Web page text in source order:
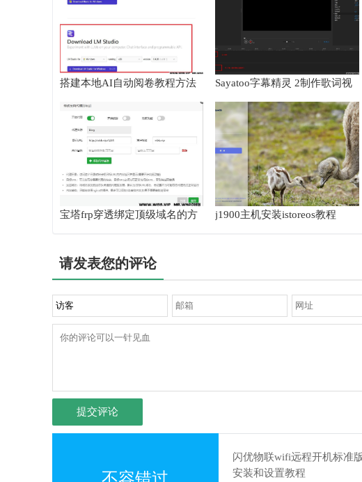
搭建本地AI自动阅卷教程方法
Sayatoo字幕精灵 2制作歌词视
频教程
宝塔frp穿透绑定顶级域名的方
j1900主机安装istoreos教程
请发表您的评论
提交评论
闪优物联wifi远程开机标准版
安装和设置教程